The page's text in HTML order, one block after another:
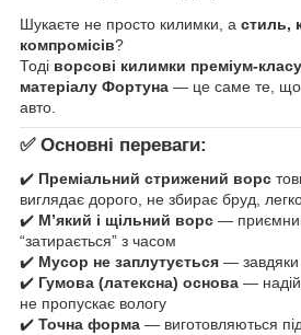
Шукаєте не просто килимки, а стиль,
компромісів?
Тоді ворсові килимки преміум-
матеріалу Фортуна — це саме те, що
авто.
✅ Основні переваги:
✔️ Преміальний стрижений ворс
виглядає дорого, не збирає бруд,
✔️ М’який і щільний ворс —
“затирається” з часом
✔️ Мусор не заплутується — завдяки
✔️ Гумова (латексна) основа —
не пропускає вологу
✔️ Точна форма — виготовляються